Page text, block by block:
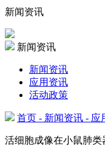
新闻资讯
新闻资讯
新闻资讯
应用资讯
活动政策
首页 - 新闻资讯 - 应
活细胞成像在小鼠肺类